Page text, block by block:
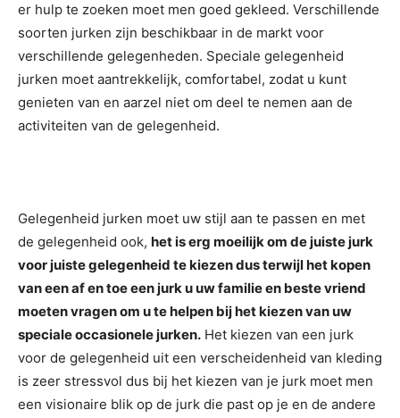
er hulp te zoeken moet men goed gekleed. Verschillende
soorten jurken zijn beschikbaar in de markt voor
verschillende gelegenheden. Speciale gelegenheid
jurken moet aantrekkelijk, comfortabel, zodat u kunt
genieten van en aarzel niet om deel te nemen aan de
activiteiten van de gelegenheid.
Gelegenheid jurken moet uw stijl aan te passen en met
de gelegenheid ook, het is erg moeilijk om de juiste jurk
voor juiste gelegenheid te kiezen dus terwijl het kopen
van een af en toe een jurk u uw familie en beste vriend
moeten vragen om u te helpen bij het kiezen van uw
speciale occasionele jurken. Het kiezen van een jurk
voor de gelegenheid uit een verscheidenheid van kleding
is zeer stressvol dus bij het kiezen van je jurk moet men
een visionaire blik op de jurk die past op je en de andere